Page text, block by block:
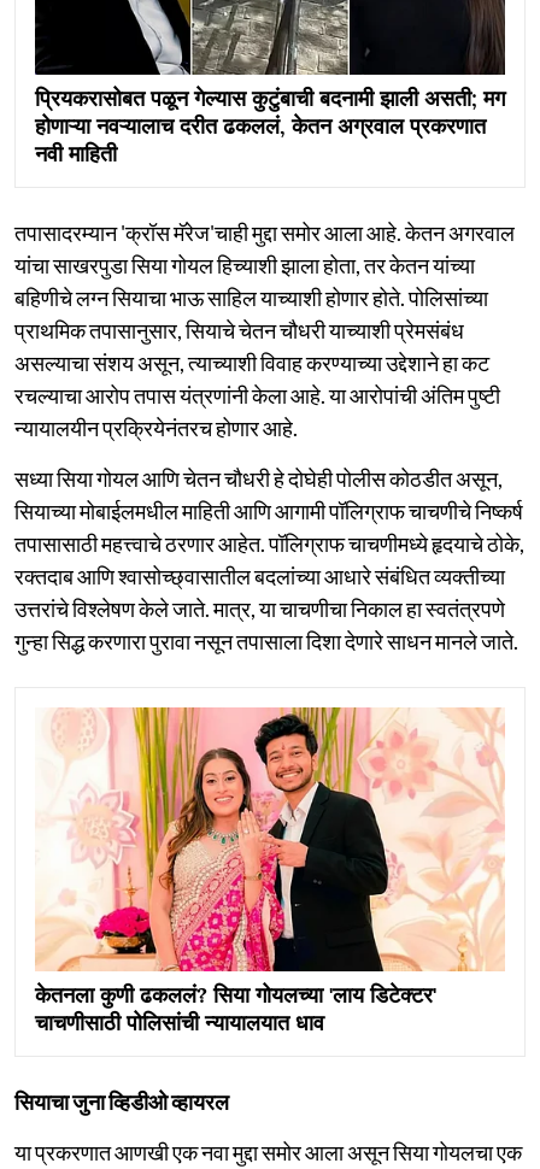
प्रियकरासोबत पळून गेल्यास कुटुंबाची बदनामी झाली असती; मग
होणाऱ्या नवऱ्यालाच दरीत ढकललं, केतन अग्रवाल प्रकरणात
नवी माहिती
तपासादरम्यान 'क्रॉस मॅरेज'चाही मुद्दा समोर आला आहे. केतन अगरवाल
यांचा साखरपुडा सिया गोयल हिच्याशी झाला होता, तर केतन यांच्या
बहिणीचे लग्न सियाचा भाऊ साहिल याच्याशी होणार होते. पोलिसांच्या
प्राथमिक तपासानुसार, सियाचे चेतन चौधरी याच्याशी प्रेमसंबंध
असल्याचा संशय असून, त्याच्याशी विवाह करण्याच्या उद्देशाने हा कट
रचल्याचा आरोप तपास यंत्रणांनी केला आहे. या आरोपांची अंतिम पुष्टी
न्यायालयीन प्रक्रियेनंतरच होणार आहे.
सध्या सिया गोयल आणि चेतन चौधरी हे दोघेही पोलीस कोठडीत असून,
सियाच्या मोबाईलमधील माहिती आणि आगामी पॉलिग्राफ चाचणीचे निष्कर्ष
तपासासाठी महत्त्वाचे ठरणार आहेत. पॉलिग्राफ चाचणीमध्ये हृदयाचे ठोके,
रक्तदाब आणि श्वासोच्छ्वासातील बदलांच्या आधारे संबंधित व्यक्तीच्या
उत्तरांचे विश्लेषण केले जाते. मात्र, या चाचणीचा निकाल हा स्वतंत्रपणे
गुन्हा सिद्ध करणारा पुरावा नसून तपासाला दिशा देणारे साधन मानले जाते.
केतनला कुणी ढकललं? सिया गोयलच्या 'लाय डिटेक्टर'
चाचणीसाठी पोलिसांची न्यायालयात धाव
सियाचा जुना व्हिडीओ व्हायरल
या प्रकरणात आणखी एक नवा मुद्दा समोर आला असून सिया गोयलचा एक